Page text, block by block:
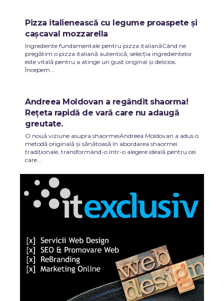
Pizza italienească cu legume proaspete și
cașcaval mozzarella
Ingrediente fundamentale pentru pizza italianăCând ne
pregătim o pizza italiană autentică, selecția ingredientelor
este vitală pentru a atinge un gust original și delicios.
Începem...
Andreea Moldovan a regândit shaorma!
Rețeta rapidă de vară care nu adaugă
greutate.
O nouă viziune asupra shaormeiAndreea Moldovan a adus o
metodă originală și sănătoasă în abordarea shaormei
tradiționale, transformând-o într-o alegere ideală pentru cei
care...